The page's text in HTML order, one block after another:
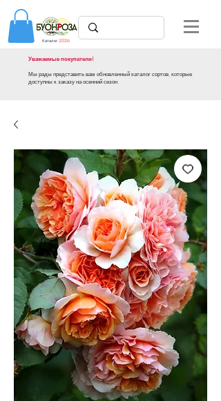
Уважаемые покупатели!
Мы рады представить вам обновленный каталог сортов, которые
доступны к заказу на осенний сезон.
Каталог 2026